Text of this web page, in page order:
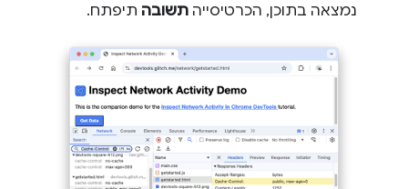
נמצאה בתוכן, הכרטיסייה תשובה תיפתח.